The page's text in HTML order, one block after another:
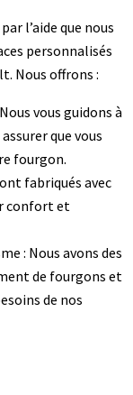
l’aide que nous
personnalisés
Nous offrons :
vous guidons à
que vous
fourgon.
fabriqués avec
confort et
: Nous avons des
de fourgons et
de nos